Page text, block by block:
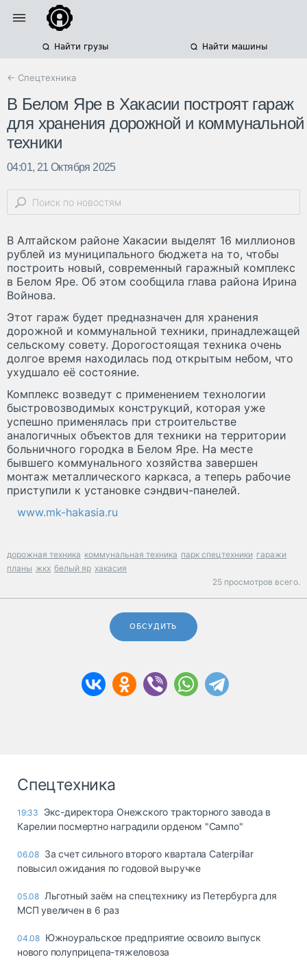
Найти грузы Найти машины
← Спецтехника
В Белом Яре в Хакасии построят гараж
для хранения дорожной и коммунальной
техники
04:01, 21 Октября 2025
В Алтайском районе Хакасии выделят 16 миллионов
рублей из муниципального бюджета на то, чтобы
построить новый, современный гаражный комплекс
в Белом Яре. Об этом сообщила глава района Ирина
Войнова.
Этот гараж будет предназначен для хранения
дорожной и коммунальной техники, принадлежащей
сельскому совету. Дорогостоящая техника очень
долгое время находилась под открытым небом, что
ухудшало её состояние.
Комплекс возведут с применением технологии
быстровозводимых конструкций, которая уже
успешно применялась при строительстве
аналогичных объектов для техники на территории
больничного городка в Белом Яре. На месте
бывшего коммунального хозяйства завершен
монтаж металлического каркаса, а теперь рабочие
приступили к установке сэндвич-панелей.
www.mk-hakasia.ru
дорожная техника коммунальная техника парк спецтехники гаражи
планы жкх белый яр хакасия
25 просмотров всего.
ОБСУДИТЬ
Спецтехника
19:33
Экс-директора Онежского тракторного завода в
Карелии посмертно наградили орденом "Сампо"
06.08 За счет сильного второго квартала Caterpillar
повысил ожидания по годовой выручке
05.08 Льготный заём на спецтехнику из Петербурга для
МСП увеличен в 6 раз
04.08 Южноуральское предприятие освоило выпуск
нового полуприцепа-тяжеловоза